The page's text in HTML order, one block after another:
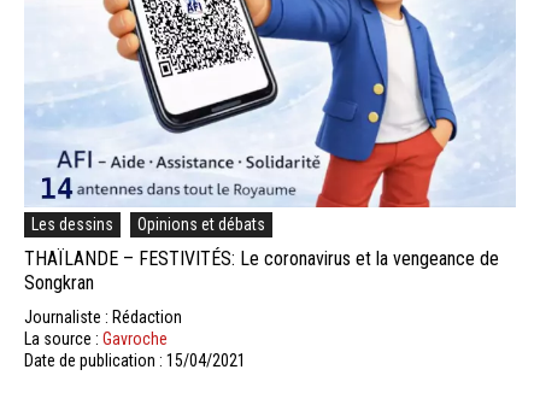
Les dessins Opinions et débats
THAÏLANDE – FESTIVITÉS: Le coronavirus et la vengeance de
Songkran
Journaliste : Rédaction
La source : Gavroche
Date de publication : 15/04/2021